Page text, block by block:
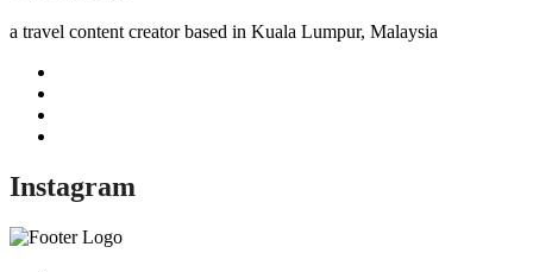
a travel content creator based in Kuala Lumpur, Malaysia
Instagram